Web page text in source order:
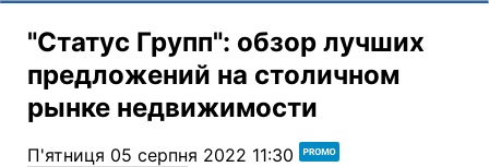
"Статус Групп": обзор лучших
предложений на столичном
рынке недвижимости
П'ятниця 05 серпня 2022 11:30